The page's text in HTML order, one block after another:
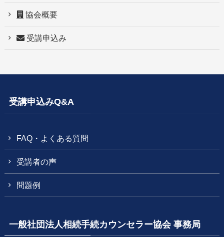
協会概要
受講申込み
受講申込みQ&A
FAQ・よくある質問
受講者の声
問題例
一般社団法人相続手続カウンセラー協会 事務局